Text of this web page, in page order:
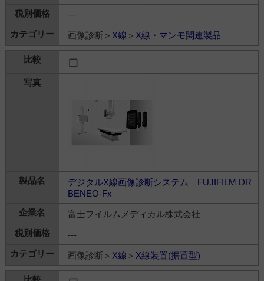
---
画像診断＞ X線 ＞ X線・マンモ関連製品
デジタルX線画像診断システム FUJIFILM DR
BENEO-Fx
富士フイルムメディカル株式会社
---
画像診断＞ X線 ＞ X線装置(据置型)